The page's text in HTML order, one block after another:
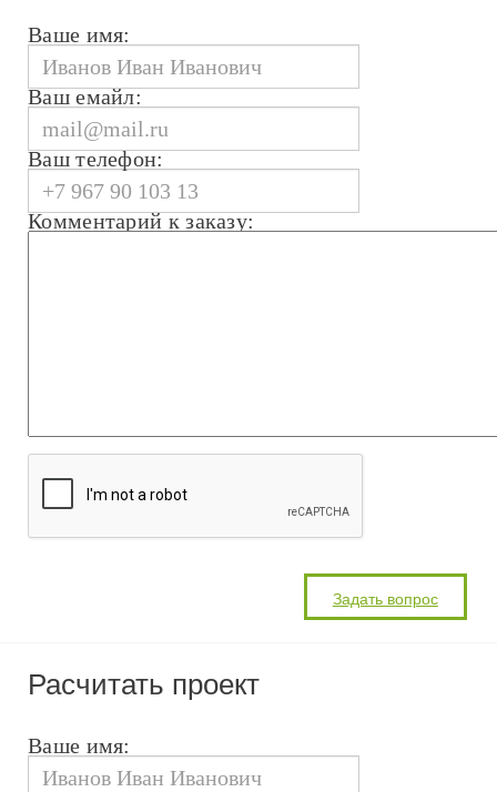
Ваше имя:
Ваш емайл:
Ваш телефон:
Комментарий к заказу:
Расчитать проект
Ваше имя: